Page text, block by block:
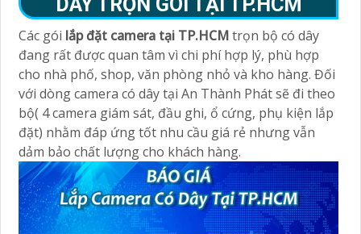
DÂY TRỌN GÓI TẠI TP.HCM
Các gói lắp đặt camera tại TP.HCMtrọn bộ có dây
đang rất được quan tâm vì chi phí hợp lý, phù hợp
cho nhà phố, shop, văn phòng nhỏ và kho hàng. Đối
với dòng camera có dây tại An Thành Phát sẽ đi theo
bộ( 4 camera giám sát, đầu ghi, ổ cứng, phụ kiện lắp
đặt) nhằm đáp ứng tốt nhu cầu giá rẻ nhưng vẫn
dảm bảo chất lượng cho khách hàng.